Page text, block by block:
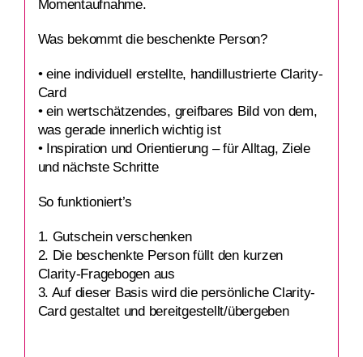
Momentaufnahme.
Was bekommt die beschenkte Person?
• eine individuell erstellte, handillustrierte Clarity-
Card
• ein wertschätzendes, greifbares Bild von dem,
was gerade innerlich wichtig ist
• Inspiration und Orientierung – für Alltag, Ziele
und nächste Schritte
So funktioniert’s
1. Gutschein verschenken
2. Die beschenkte Person füllt den kurzen
Clarity‑Fragebogen aus
3. Auf dieser Basis wird die persönliche Clarity-
Card gestaltet und bereitgestellt/übergeben